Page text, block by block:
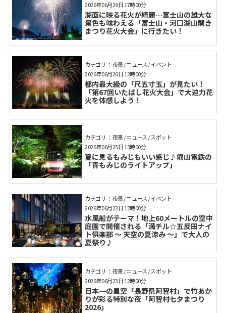
湖面に映る花火が綺麗…富士山の雄大な
景色も味わえる「富士山・河口湖山開き
まつり花火大会」に行きたい！
2026年06月29日 17時00分
カテゴリ： 夜景 / ニュース / イベント
都内最大級の「尺五寸玉」が見たい！
「第67回いたばし花火大会」で大迫力花
火を体感しよう！
2026年06月26日 12時00分
カテゴリ： 夜景 / ニュース / スポット
夏に見るもみじもいい感じ♪叡山電鉄の
「青もみじのライトアップ」
2026年06月25日 15時00分
カテゴリ： 夜景 / ニュース / イベント
水風船がテーマ！地上60メートルの空中
庭園で開催される「満チル☆五反田ナイ
ト俱楽部 ～ 天空の夏涼み ～」で大人の
夏祭り♪
2026年06月23日 12時00分
カテゴリ： 夜景 / ニュース / スポット
日本一の星空「長野県阿智村」で竹あか
りが彩る特別な夜「阿智村七夕まつり
2026」
2026年06月23日 12時00分